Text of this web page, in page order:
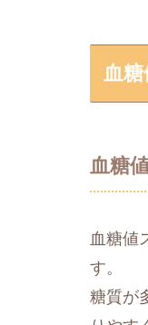
血
血糖
血糖値
す。
糖質が